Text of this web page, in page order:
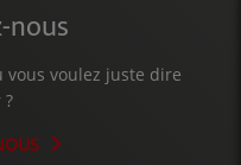
nous
vous voulez juste dire